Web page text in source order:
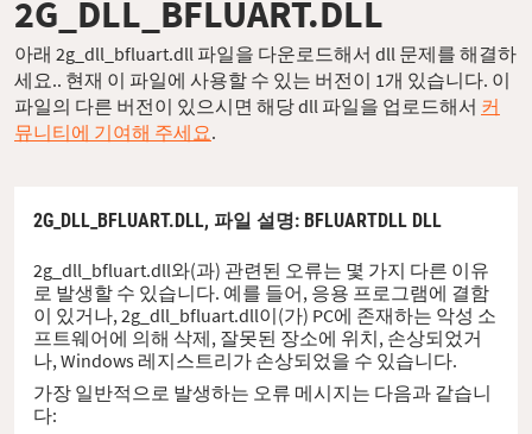
2G_DLL_BFLUART.DLL
아래 2g_dll_bfluart.dll 파일을 다운로드해서 dll 문제를 해결하
세요.. 현재 이 파일에 사용할 수 있는 버전이 1개 있습니다. 이
파일의 다른 버전이 있으시면 해당 dll 파일을 업로드해서 커
뮤니티에 기여해 주세요.
2G_DLL_BFLUART.DLL, 파일 설명: BFLUARTDLL DLL
2g_dll_bfluart.dll와(과) 관련된 오류는 몇 가지 다른 이유
로 발생할 수 있습니다. 예를 들어, 응용 프로그램에 결함
이 있거나, 2g_dll_bfluart.dll이(가) PC에 존재하는 악성 소
프트웨어에 의해 삭제, 잘못된 장소에 위치, 손상되었거
나, Windows 레지스트리가 손상되었을 수 있습니다.
가장 일반적으로 발생하는 오류 메시지는 다음과 같습니
다: